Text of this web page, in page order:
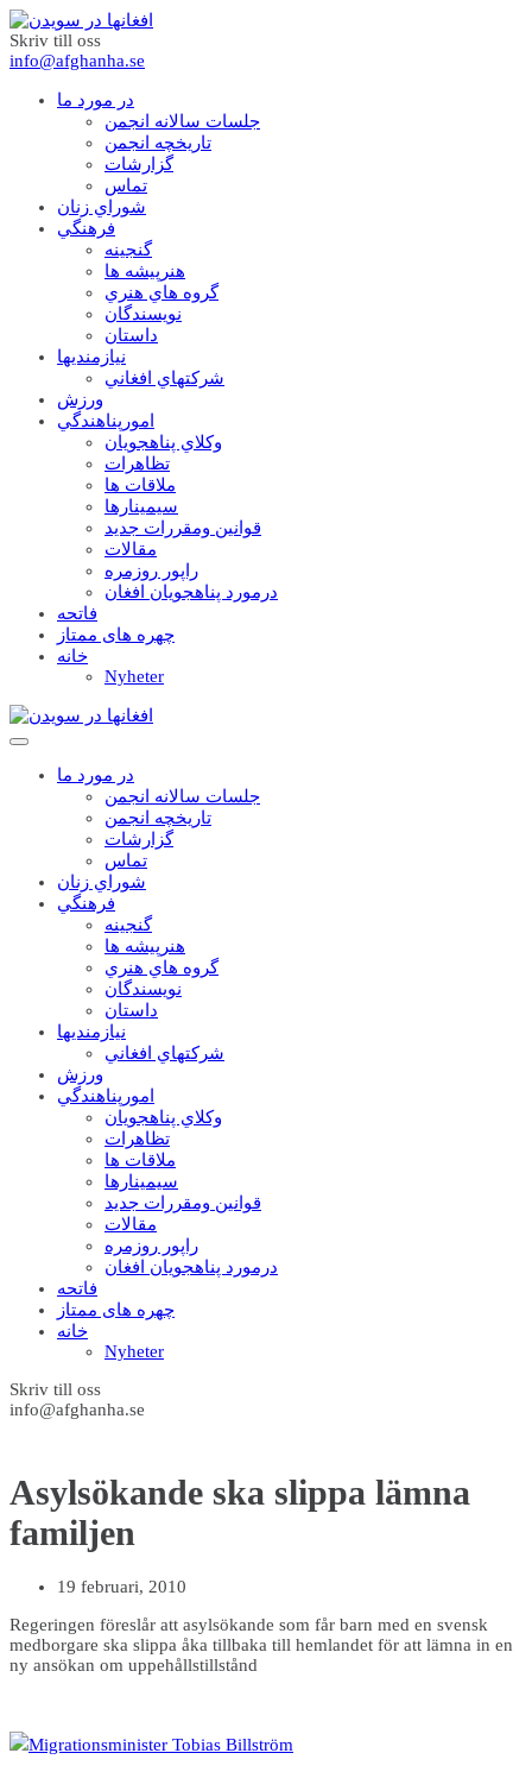
Skriv till oss
info@afghanha.se
در مورد ما
جلسات سالانه انجمن
تاریخچه انجمن
گزارشات
تماس
شوراي زنان
فرهنگي
گنجينه
هنرپيشه ها
گروه هاي هنري
نويسندگان
داستان
نيازمنديها
شرکتهاي افغاني
ورزش
امورپناهندگي
وکلاي پناهجويان
تظاهرات
ملاقات ها
سيمينارها
قوانين ومقررات جديد
مقالات
راپور روزمره
درمورد پناهجويان افغان
فاتحه
چهره های ممتاز
خانه
Nyheter
در مورد ما
جلسات سالانه انجمن
تاریخچه انجمن
گزارشات
تماس
شوراي زنان
فرهنگي
گنجينه
هنرپيشه ها
گروه هاي هنري
نويسندگان
داستان
نيازمنديها
شرکتهاي افغاني
ورزش
امورپناهندگي
وکلاي پناهجويان
تظاهرات
ملاقات ها
سيمينارها
قوانين ومقررات جديد
مقالات
راپور روزمره
درمورد پناهجويان افغان
فاتحه
چهره های ممتاز
خانه
Nyheter
Skriv till oss
info@afghanha.se
Asylsökande ska slippa lämna
familjen
19 februari, 2010
Regeringen föreslår att asylsökande som får barn med en svensk
medborgare ska slippa åka tillbaka till hemlandet för att lämna in en
ny ansökan om uppehållstillstånd
Migrationsminister Tobias Billström